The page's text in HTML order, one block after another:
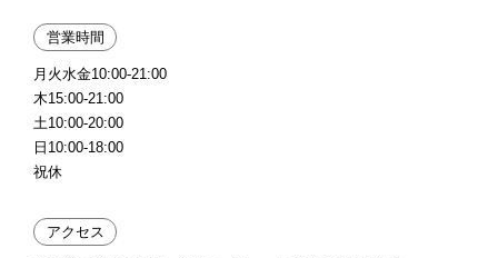
営業時間
月火水金10:00-21:00
木15:00-21:00
土10:00-20:00
日10:00-18:00
祝休
アクセス